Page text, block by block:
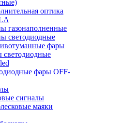
оптика
газонаполненные
светодиодные
фары
фары OFF-
сигналы
маяки